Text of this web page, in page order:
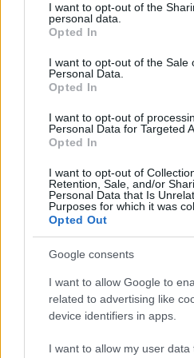
not limited to your visit or usage
grant or deny consent to Google
use your data for below
consent section.
I want to opt-out of the
personal data.
Opted In
I want to opt-out of the Sale
Personal Data.
Opted In
I want to opt-out of
Personal Data for Targeted
Opted In
I want to opt-out of
Retention, Sale, and/or
Personal Data that Is
Purposes for which it was
Opted Out
Google consents
I want to allow Google to
related to advertising like
device identifiers in apps.
I want to allow my user data
EXTRA: A
A GYŐRI FILHARMONIKUS
rendhagyó helyszínen találkozhat
zenével.